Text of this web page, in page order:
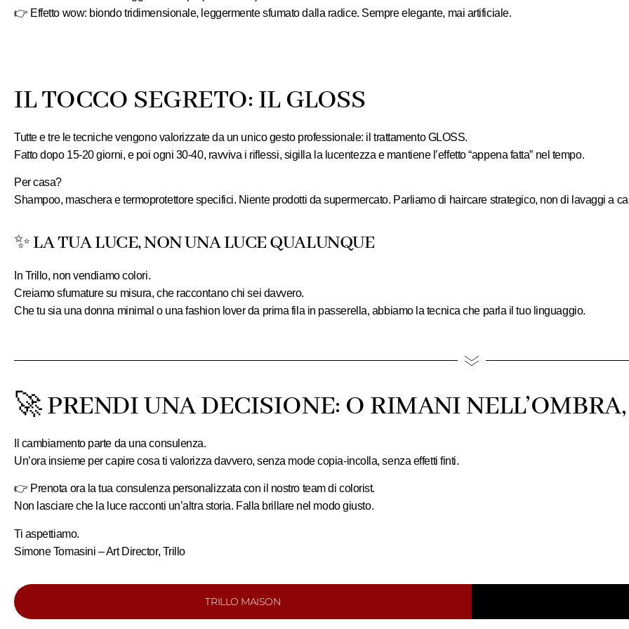
👉 Effetto wow: biondo tridimensionale, leggermente sfumato dalla radice. Sempre elegante, mai artificiale.
IL TOCCO SEGRETO: IL GLOSS
Tutte e tre le tecniche vengono valorizzate da un unico gesto professionale: il trattamento GLOSS.
Fatto dopo 15-20 giorni, e poi ogni 30-40, ravviva i riflessi, sigilla la lucentezza e mantiene l’effetto “appena fatta” nel tempo.
Per casa?
Shampoo, maschera e termoprotettore specifici. Niente prodotti da supermercato. Parliamo di haircare strategico, non di lavaggi a
✨ LA TUA LUCE, NON UNA LUCE QUALUNQUE
In Trillo, non vendiamo colori.
Creiamo sfumature su misura, che raccontano chi sei davvero.
Che tu sia una donna minimal o una fashion lover da prima fila in passerella, abbiamo la tecnica che parla il tuo linguaggio.
🚀 PRENDI UNA DECISIONE: O RIMANI
Il cambiamento parte da una consulenza.
Un’ora insieme per capirecosa ti valorizza davvero, senza mode copia-incolla, senza effetti finti.
👉 Prenota ora la tua consulenza personalizzata con il nostro team di colorist.
Non lasciare che la luce racconti un’altra storia. Falla brillare nel modo giusto.
Ti aspettiamo.
Simone Tomasini – Art Director, Trillo
TRILLO MAISON